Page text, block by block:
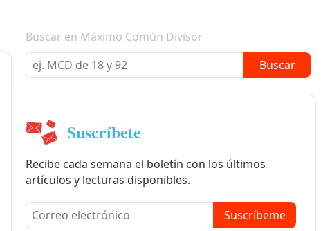
Boletín informativo
Buscar en Máximo Común Divisor
Buscar
Suscríbete
Recibe cada semana el boletín con los últimos
artículos y lecturas disponibles.
Suscríbeme